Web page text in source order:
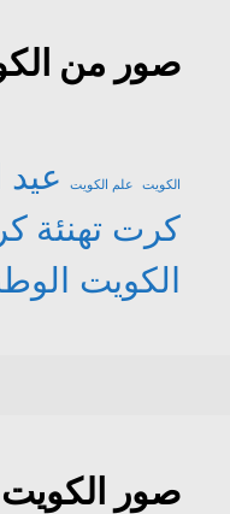
صور من
الكويت علم الكويت
كرت تهنئة
الكويت
صور الكويت